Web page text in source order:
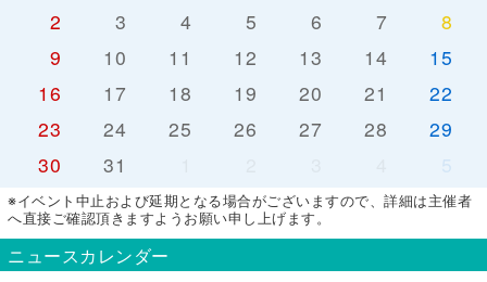
2
3 4 5 6 7
8
9
10 11 12 13 14
15
16
17 18 19 20 21
22
23
24 25 26 27 28
29
30
31 5
※イベント中止および延期となる場合がございますので、詳細は主催者
へ直接ご確認頂きますようお願い申し上げます。
ニュースカレンダー